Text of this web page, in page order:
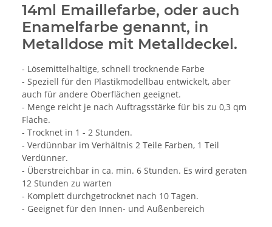
14ml Emaillefarbe, oder auch
Enamelfarbe genannt, in
Metalldose mit Metalldeckel.
- Lösemittelhaltige, schnell trocknende Farbe
- Speziell für den Plastikmodellbau entwickelt, aber
auch für andere Oberflächen geeignet.
- Menge reicht je nach Auftragsstärke für bis zu 0,3 qm
Fläche.
- Trocknet in 1 - 2 Stunden.
- Verdünnbar im Verhältnis 2 Teile Farben, 1 Teil
Verdünner.
- Überstreichbar in ca. min. 6 Stunden. Es wird geraten
12 Stunden zu warten
- Komplett durchgetrocknet nach 10 Tagen.
- Geeignet für den Innen- und Außenbereich